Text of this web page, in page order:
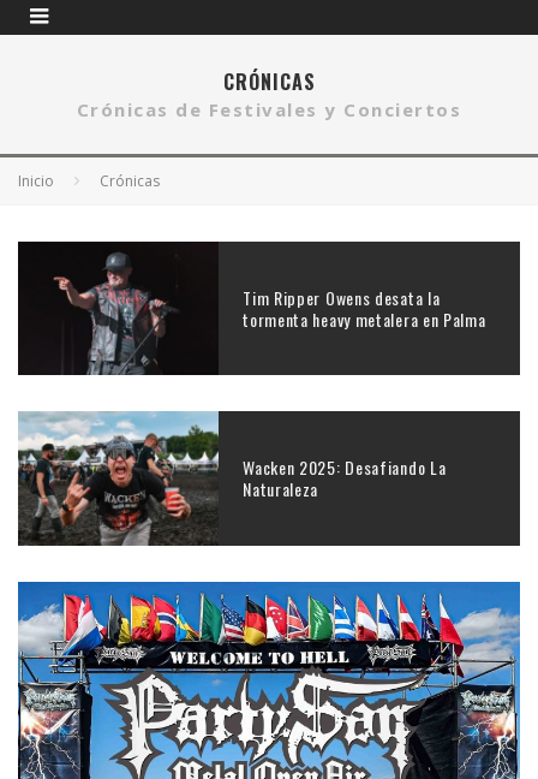
CRÓNICAS
Crónicas de Festivales y Conciertos
Inicio Crónicas
Tim Ripper Owens desata la
tormenta heavy metalera en Palma
Wacken 2025: Desafiando La
Naturaleza